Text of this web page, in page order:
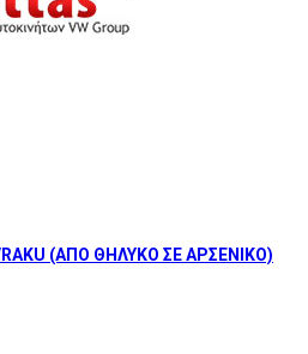
(ΑΠΟ ΘΗΛΥΚΟ ΣΕ ΑΡΣΕΝΙΚΟ)